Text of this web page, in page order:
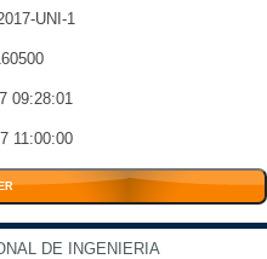
UNI-1
09:28:01
11:00:00
DE INGENIERIA